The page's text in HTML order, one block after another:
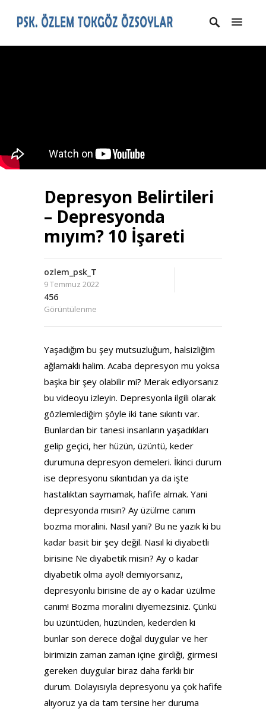
Depresyon Belirtileri
– Depresyonda
mıyım? 10 İşareti
ozlem_psk_T
9 Temmuz 2022
456
Görüntülenme
Yaşadığım bu şey mutsuzluğum, halsizliğim
ağlamaklı halim. Acaba depresyon mu yoksa
başka bir şey olabilir mi? Merak ediyorsanız
bu videoyu izleyin. Depresyonla ilgili olarak
gözlemlediğim şöyle iki tane sıkıntı var.
Bunlardan bir tanesi insanların yaşadıkları
gelip geçici, her hüzün, üzüntü, keder
durumuna depresyon demeleri. İkinci durum
ise depresyonu sıkıntıdan ya da işte
hastalıktan saymamak, hafife almak. Yani
depresyonda mısın? Ay üzülme canım
bozma moralini. Nasıl yani? Bu ne yazık ki bu
kadar basit bir şey değil. Nasıl ki diyabetli
birisine Ne diyabetik misin? Ay o kadar
diyabetik olma ayol! demiyorsanız,
depresyonlu birisine de ay o kadar üzülme
canım! Bozma moralini diyemezsiniz. Çünkü
bu üzüntüden, hüzünden, kederden ki
bunlar son derece doğal duygular ve her
birimizin zaman zaman içine girdiği, girmesi
gereken duygular biraz daha farklı bir
durum. Dolayısıyla depresyonu ya çok hafife
alıyoruz ya da tam tersine her duruma